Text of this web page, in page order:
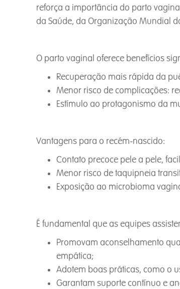
reforça a importância do parto
da Saúde, da Organização Mundial
O parto vaginal oferece benefícios
Recuperação mais rápida da
Menor risco de complicações:
Estímulo ao protagonismo da
Vantagens para o recém-nascido:
Contato precoce pele a pele,
Menor risco de taquipneia
Exposição ao microbioma
É fundamental que as equipes
Promovam aconselhamento
empática;
Adotem boas práticas, como o
Garantam suporte contínuo e